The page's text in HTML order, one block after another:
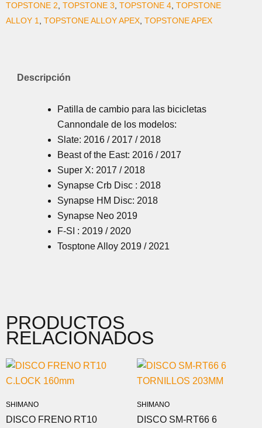
TOPSTONE 2 TOPSTONE 3 TOPSTONE 4 TOPSTONE
ALLOY 1
TOPSTONE ALLOY APEX TOPSTONE APEX
Descripción
Patilla de cambio para las bicicletas
Cannondale de los modelos:
Slate: 2016 / 2017 / 2018
Beast of the East: 2016 / 2017
Super X: 2017 / 2018
Synapse Crb Disc : 2018
Synapse HM Disc: 2018
Synapse Neo 2019
F-SI : 2019 / 2020
Tosptone Alloy 2019 / 2021
PRODUCTOS
RELACIONADOS
SHIMANO
DISCO FRENO RT10
SHIMANO
DISCO SM-RT66 6